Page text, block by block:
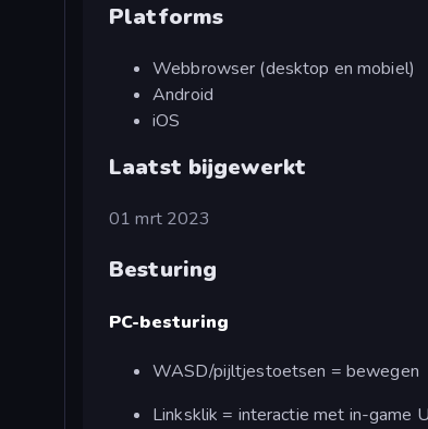
Platforms
Webbrowser (desktop en mobiel)
Android
iOS
Laatst bijgewerkt
01 mrt 2023
Besturing
PC-besturing
WASD/pijltjestoetsen = bewegen
Linksklik = interactie met in-game